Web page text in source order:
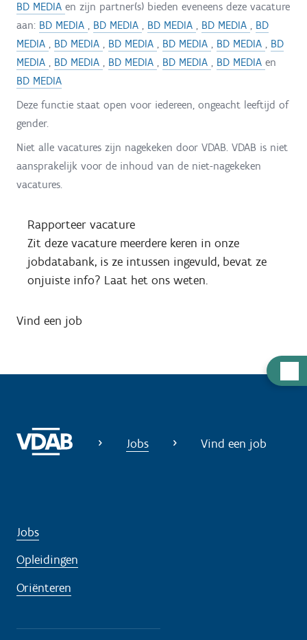
u
BD MEDIA en zijn partner(s) bieden eveneens deze vacature
aan: BD MEDIA , BD MEDIA , BD MEDIA , BD MEDIA , BD
MEDIA , BD MEDIA , BD MEDIA , BD MEDIA , BD MEDIA , BD
MEDIA , BD MEDIA , BD MEDIA , BD MEDIA , BD MEDIA en
BD MEDIA
Deze functie staat open voor iedereen, ongeacht leeftijd of
gender.
Niet alle vacatures zijn nagekeken door VDAB. VDAB is niet
aansprakelijk voor de inhoud van de niet-nagekeken
vacatures.
Rapporteer vacature
Zit deze vacature meerdere keren in onze
jobdatabank, is ze intussen ingevuld, bevat ze
onjuiste info? Laat het ons weten.
Vind een job
Jobs Vind een job
Jobs
Opleidingen
Oriënteren